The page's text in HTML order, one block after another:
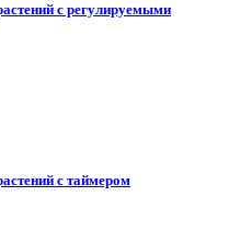
с регулируемыми
с таймером